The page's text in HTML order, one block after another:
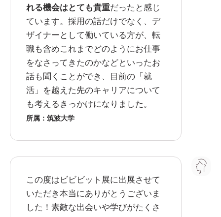
れる機会はとても貴重だったと感じ
ています。採用の話だけでなく、デ
ザイナーとして働いている方が、転
職も含めこれまでどのようにお仕事
をなさってきたのかなどといったお
話も聞くことができ、目前の「就
活」を越えた先のキャリアについて
も考えるきっかけになりました。
所属：筑波大学
この度はビビビット展に出展させて
いただき本当にありがとうございま
した！素敵な出会いや学びがたくさ